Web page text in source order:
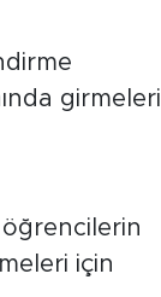
girmeleri
için